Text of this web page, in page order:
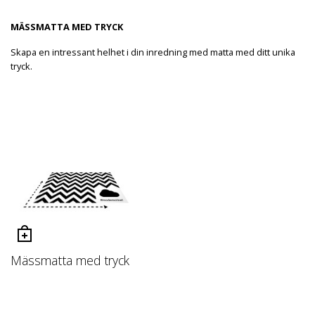
MÄSSMATTA MED TRYCK
Skapa en intressant helhet i din inredning med matta med ditt unika
tryck.
Mässmatta med tryck